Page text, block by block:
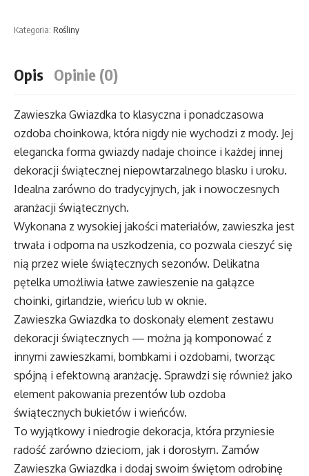
Kategoria: Rośliny
Opis Opinie (0)
Zawieszka Gwiazdka to klasyczna i ponadczasowa
ozdoba choinkowa, która nigdy nie wychodzi z mody. Jej
elegancka forma gwiazdy nadaje choince i każdej innej
dekoracji świątecznej niepowtarzalnego blasku i uroku.
Idealna zarówno do tradycyjnych, jak i nowoczesnych
aranżacji świątecznych.
Wykonana z wysokiej jakości materiałów, zawieszka jest
trwała i odporna na uszkodzenia, co pozwala cieszyć się
nią przez wiele świątecznych sezonów. Delikatna
pętelka umożliwia łatwe zawieszenie na gałązce
choinki, girlandzie, wieńcu lub w oknie.
Zawieszka Gwiazdka to doskonały element zestawu
dekoracji świątecznych — można ją komponować z
innymi zawieszkami, bombkami i ozdobami, tworząc
spójną i efektowną aranżację. Sprawdzi się również jako
element pakowania prezentów lub ozdoba
świątecznych bukietów i wieńców.
To wyjątkowy i niedrogie dekoracja, która przyniesie
radość zarówno dzieciom, jak i dorosłym. Zamów
Zawieszka Gwiazdka i dodaj swoim świętom odrobinę